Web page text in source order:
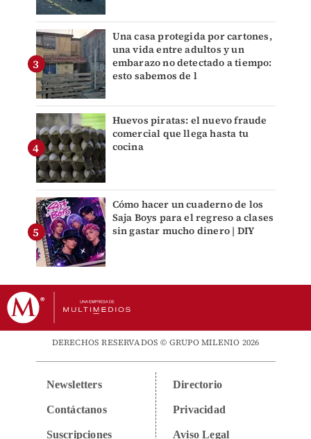
Una casa protegida por cartones,
una vida entre adultos y un
embarazo no detectado a tiempo:
esto sabemos de l
Huevos piratas: el nuevo fraude
comercial que llega hasta tu
cocina
Cómo hacer un cuaderno de los
Saja Boys para el regreso a clases
sin gastar mucho dinero | DIY
DERECHOS RESERVADOS © GRUPO MILENIO 2026
Newsletters
Contáctanos
Suscripciones
Directorio
Privacidad
Aviso Legal